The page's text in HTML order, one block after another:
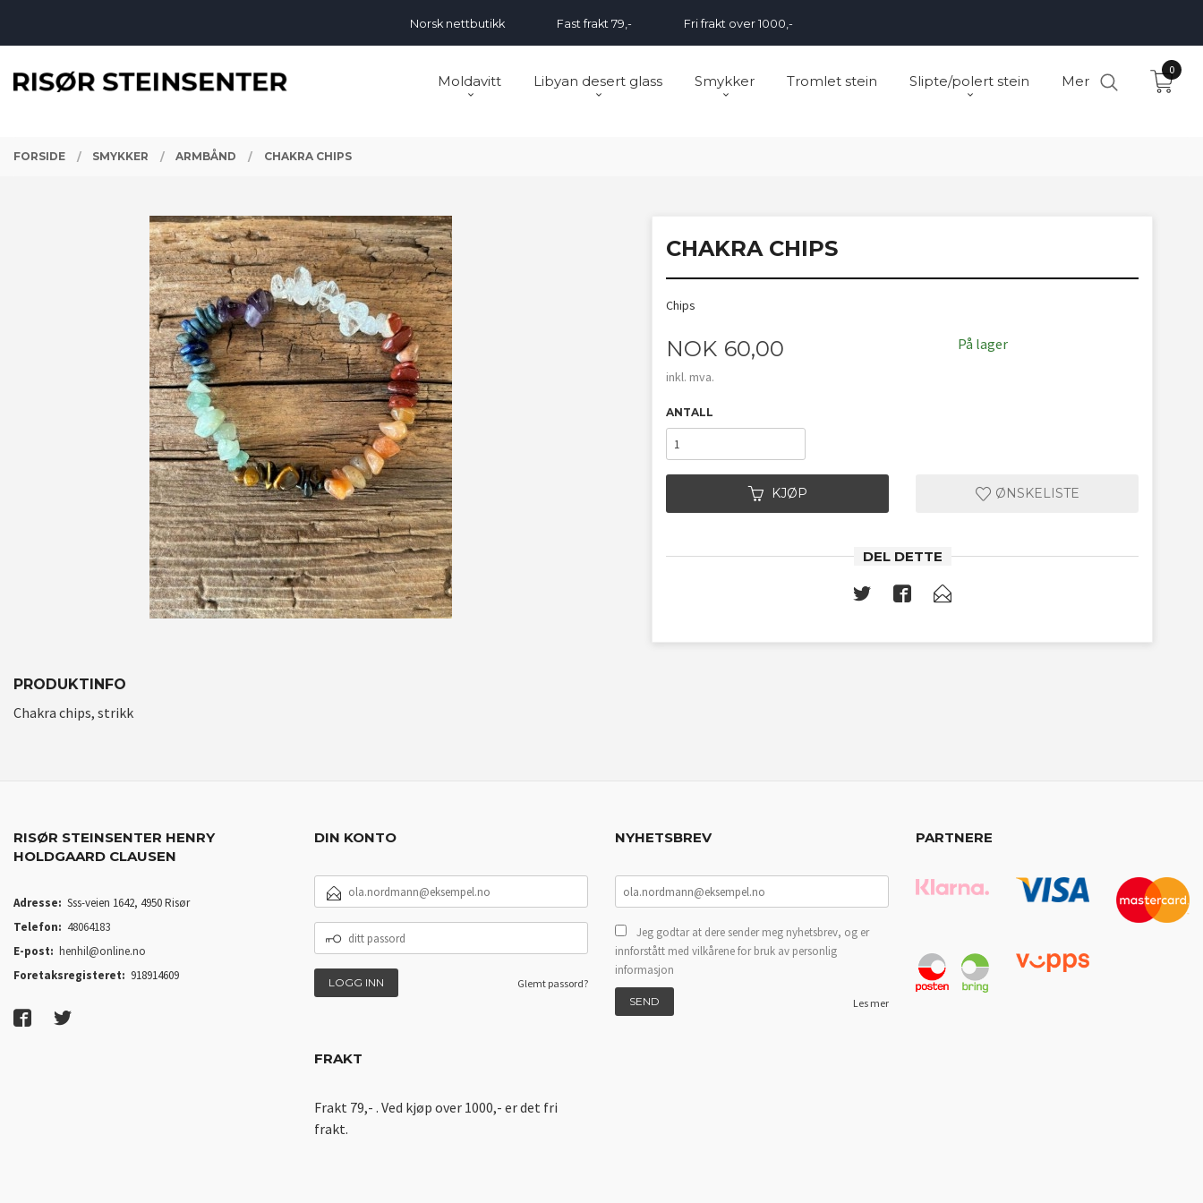
Norsk nettbutikk Fast frakt 79,- Fri frakt over 1000,-
Moldavitt Libyan desert glass Smykker Tromlet stein Slipte/polert stein Mer
0
FORSIDE SMYKKER ARMBÅND CHAKRA CHIPS
CHAKRA CHIPS
Chips
Pris
NOK 60,00
inkl. mva.
På lager
ANTALL
KJØP ØNSKELISTE
DEL DETTE
PRODUKTINFO
Chakra chips, strikk
RISØR STEINSENTER HENRY
HOLDGAARD CLAUSEN
Adresse: Sss-veien 1642, 4950 Risør
Telefon: 48064183
E-post: henhil@online.no
Foretaksregisteret: 918914609
DIN KONTO
POSTADRESSE
PASSORD
Glemt passord?
FRAKT
Frakt 79,- . Ved kjøp over 1000,- er det fri
frakt.
NYHETSBREV
Jeg godtar at dere sender meg nyhetsbrev, og er
innforstått med vilkårene for bruk av personlig
informasjon
Les mer
PARTNERE